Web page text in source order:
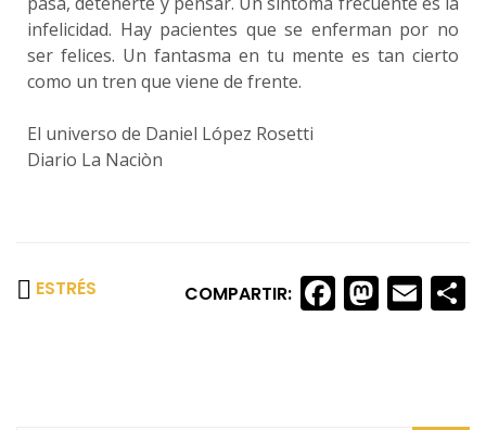
infelicidad. Hay pacientes que se enferman por no
ser felices. Un fantasma en tu mente es tan cierto
como un tren que viene de frente.
El universo de Daniel López Rosetti
Diario La Naciòn
ESTRÉS COMPARTIR: